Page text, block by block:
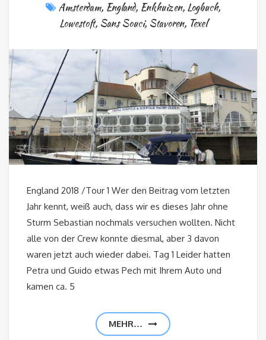
Amsterdam, England, Enkhuizen, Logbuch,
Lowestoft, Sans Souci, Stavoren, Texel
England 2018 /Tour 1 Wer den Beitrag vom letzten
Jahr kennt, weiß auch, dass wir es dieses Jahr ohne
Sturm Sebastian nochmals versuchen wollten. Nicht
alle von der Crew konnte diesmal, aber 3 davon
waren jetzt auch wieder dabei. Tag 1 Leider hatten
Petra und Guido etwas Pech mit Ihrem Auto und
kamen ca. 5
MEHR…